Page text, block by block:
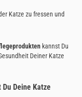
Katze zu fressen und
kannst Du
Deiner Katze
Deine Katze